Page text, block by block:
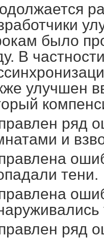
было
В
улучшен
ряд
и
тени.
ряд